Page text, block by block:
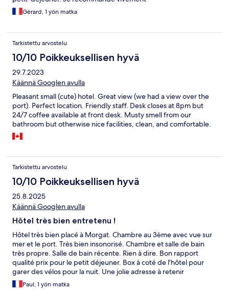
Gérard, 1 yön matka
Tarkistettu arvostelu
10/10 Poikkeuksellisen hyvä
29.7.2023
Käännä Googlen avulla
Pleasant small (cute) hotel. Great view (we had a view over the
port). Perfect location. Friendly staff. Desk closes at 8pm but
24/7 coffee available at front desk. Musty smell from our
bathroom but otherwise nice facilities, clean, and comfortable.
Tarkistettu arvostelu
10/10 Poikkeuksellisen hyvä
25.8.2025
Käännä Googlen avulla
Hôtel très bien entretenu !
Hôtel très bien placé à Morgat. Chambre au 3ème avec vue sur
mer et le port. Très bien insonorisé. Chambre et salle de bain
très propre. Salle de bain récente. Rien à dire. Bon rapport
qualité prix pour le petit déjeuner. Box à coté de l'hôtel pour
garer des vélos pour la nuit. Une jolie adresse à retenir
Paul, 1 yön matka